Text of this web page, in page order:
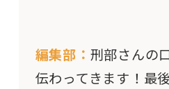
編集部： 刑部さんの
伝わってきます！最